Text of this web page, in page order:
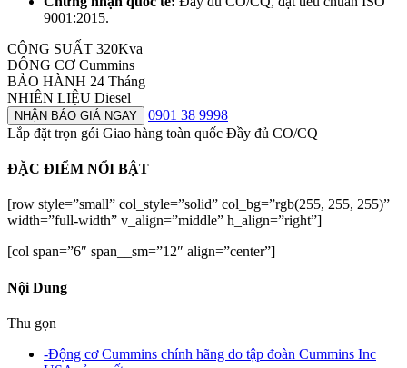
9001:2015.
CÔNG SUẤT 320Kva
ĐÔNG CƠ Cummins
BẢO HÀNH 24 Tháng
NHIÊN LIỆU Diesel
NHẬN BÁO GIÁ NGAY
0901 38 9998
Lắp đặt trọn gói Giao hàng toàn quốc Đầy đủ CO/CQ
ĐẶC ĐIỂM NỔI BẬT
[row style=”small” col_style=”solid” col_bg=”rgb(255, 255, 255)”
width=”full-width” v_align=”middle” h_align=”right”]
[col span=”6″ span__sm=”12″ align=”center”]
Nội Dung
Thu gọn
-Động cơ Cummins chính hãng do tập đoàn Cummins Inc